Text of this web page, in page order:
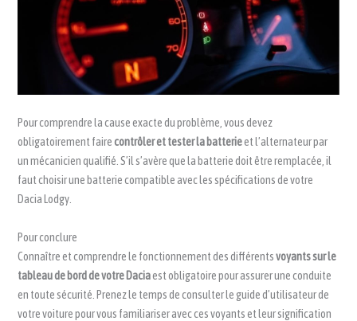
Pour comprendre la cause exacte du problème, vous devez
obligatoirement fairecontrôler et tester la batterieet l’alternateur par
un mécanicien qualifié. S’il s’avère que la batterie doit être remplacée, il
faut choisir une batterie compatible avec les spécifications de votre
Dacia Lodgy.
Pour conclure
Connaître et comprendre le fonctionnement des différentsvoyants sur le
tableau de bord de votre Daciaest obligatoire pour assurer une conduite
en toute sécurité. Prenez le temps de consulter le guide d’utilisateur de
votre voiture pour vous familiariser avec ces voyants et leur signification